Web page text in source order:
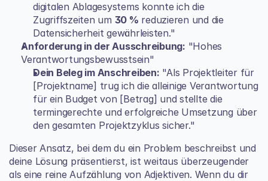
digitalen Ablagesystems konnte ich die
Zugriffszeiten um 30 % reduzieren und die
Datensicherheit gewährleisten."
Anforderung in der Ausschreibung: "Hohes
Verantwortungsbewusstsein"
Dein Beleg im Anschreiben: "Als Projektleiter für
[Projektname] trug ich die alleinige Verantwortung
für ein Budget von [Betrag] und stellte die
termingerechte und erfolgreiche Umsetzung über
den gesamten Projektzyklus sicher."
Dieser Ansatz, bei dem du ein Problem beschreibst und
deine Lösung präsentierst, ist weitaus überzeugender
als eine reine Aufzählung von Adjektiven. Wenn du dir